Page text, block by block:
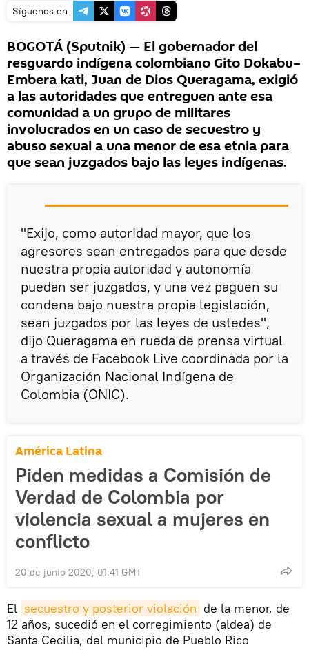
Síguenos en
BOGOTÁ (Sputnik) — El gobernador del
resguardo indígena colombiano Gito Dokabu–
Embera kati, Juan de Dios Queragama, exigió
a las autoridades que entreguen ante esa
comunidad a un grupo de militares
involucrados en un caso de secuestro y
abuso sexual a una menor de esa etnia para
que sean juzgados bajo las leyes indígenas.
"Exijo, como autoridad mayor, que los
agresores sean entregados para que desde
nuestra propia autoridad y autonomía
puedan ser juzgados, y una vez paguen su
condena bajo nuestra propia legislación,
sean juzgados por las leyes de ustedes",
dijo Queragama en rueda de prensa virtual
a través de Facebook Live coordinada por la
Organización Nacional Indígena de
Colombia (ONIC).
América Latina
Piden medidas a Comisión de
Verdad de Colombia por
violencia sexual a mujeres en
conflicto
20 de junio 2020, 01:41 GMT
El secuestro y posterior violación de la menor, de
12 años, sucedió en el corregimiento (aldea) de
Santa Cecilia, del municipio de Pueblo Rico